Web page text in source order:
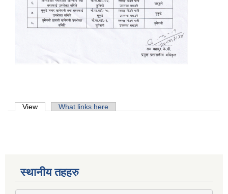
Primary tabs
View (active tab)What links here
स्थानीय तहहरु